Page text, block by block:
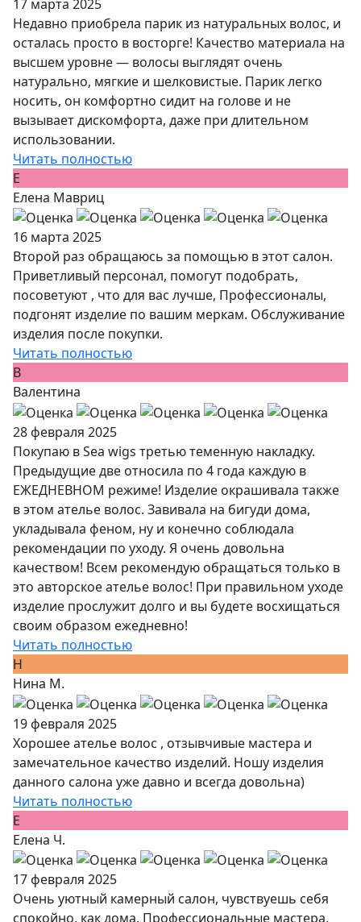
17 марта 2025
Недавно приобрела парик из натуральных волос, и
осталась просто в восторге! Качество материала на
высшем уровне — волосы выглядят очень
натурально, мягкие и шелковистые. Парик легко
носить, он комфортно сидит на голове и не
вызывает дискомфорта, даже при длительном
использовании.
Читать полностью
Е
Елена Мавриц
16 марта 2025
Второй раз обращаюсь за помощью в этот салон.
Приветливый персонал, помогут подобрать,
посоветуют , что для вас лучше, Профессионалы,
подгонят изделие по вашим меркам. Обслуживание
изделия после покупки.
Читать полностью
В
Валентина
28 февраля 2025
Покупаю в Sea wigs третью теменную накладку.
Предыдущие две относила по 4 года каждую в
ЕЖЕДНЕВНОМ режиме! Изделие окрашивала также
в этом ателье волос. Завивала на бигуди дома,
укладывала феном, ну и конечно соблюдала
рекомендации по уходу. Я очень довольна
качеством! Всем рекомендую обращаться только в
это авторское ателье волос! При правильном уходе
изделие прослужит долго и вы будете восхищаться
своим образом ежедневно!
Читать полностью
Н
Нина М.
19 февраля 2025
Хорошее ателье волос , отзывчивые мастера и
замечательное качество изделий. Ношу изделия
данного салона уже давно и всегда довольна)
Читать полностью
Е
Елена Ч.
17 февраля 2025
Очень уютный камерный салон, чувствуешь себя
спокойно, как дома. Профессиональные мастера,